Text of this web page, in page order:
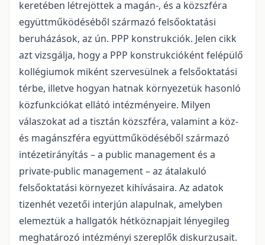
keretében létrejöttek a magán-, és a közszféra
együttműködéséből származó felsőoktatási
beruházások, az ún. PPP konstrukciók. Jelen cikk
azt vizsgálja, hogy a PPP konstrukcióként felépülő
kollégiumok miként szervesülnek a felsőoktatási
térbe, illetve hogyan hatnak környezetük hasonló
közfunkciókat ellátó intézményeire. Milyen
válaszokat ad a tisztán közszféra, valamint a köz-
és magánszféra együttműködéséből származó
intézetirányítás – a public management és a
private-public management – az átalakuló
felsőoktatási környezet kihívásaira. Az adatok
tizenhét vezetői interjún alapulnak, amelyben
elemeztük a hallgatók hétköznapjait lényegileg
meghatározó intézményi szereplők diskurzusait.